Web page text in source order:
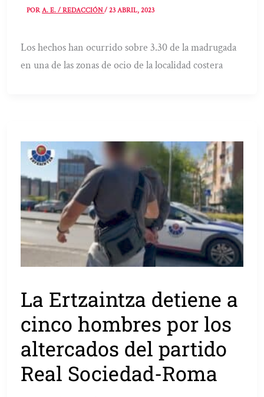
PORA. E. / REDACCIÓN/23 ABRIL, 2023
Los hechos han ocurrido sobre 3.30 de la madrugada
en una de las zonas de ocio de la localidad costera
La Ertzaintza detiene a
cinco hombres por los
altercados del partido
Real Sociedad-Roma